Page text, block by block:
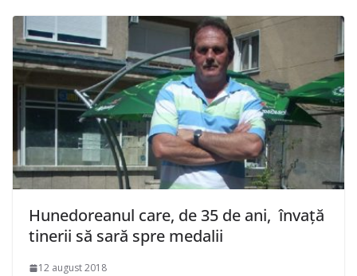
Hunedoreanul care, de 35 de ani, învață
tinerii să sară spre medalii
12 august 2018